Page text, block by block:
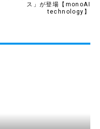
ス」が登場【monoAI
technology】